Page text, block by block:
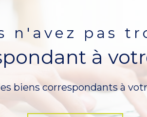
n'avez pas
à
biens correspondants à